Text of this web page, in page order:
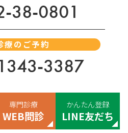
38-0801
療のご予約
3387
専門診療
WEB問診
かんたん登録
LINE友だち